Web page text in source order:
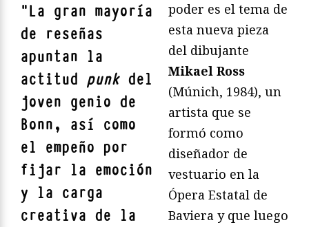
"La gran mayoría
de reseñas
apuntan la
actitud punkdel
joven genio de
Bonn, así como
el empeño por
fijar la emoción
y la carga
creativa de la
poder es el tema de
esta nueva pieza
del dibujante
Mikael Ross
(Múnich, 1984), un
artista que se
formó como
diseñador de
vestuario en la
Ópera Estatal de
Baviera y que luego